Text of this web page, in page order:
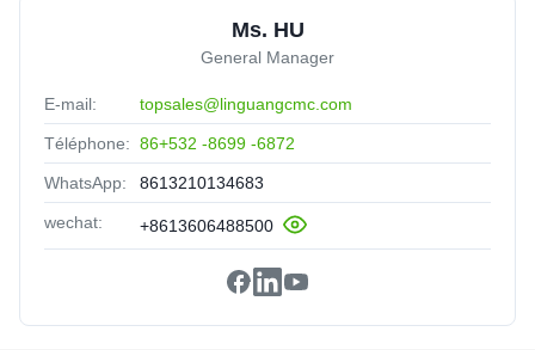
Ms. HU
General Manager
E-mail: topsales@linguangcmc.com
Téléphone: 86+532 -8699 -6872
WhatsApp: 8613210134683
wechat: +8613606488500